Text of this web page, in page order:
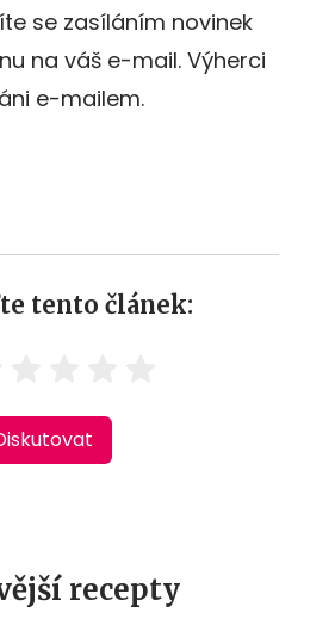
se zasíláním novinek
na váš e-mail. Výherci
e-mailem.
tento článek:
recepty